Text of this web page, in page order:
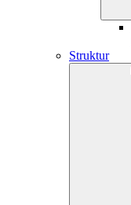
Struktur